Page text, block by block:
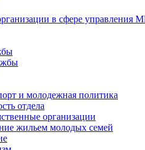
в сфере управления
и молодежная политика
отдела
организации
жильем молодых семей